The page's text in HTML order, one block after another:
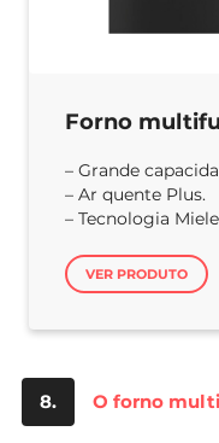
Forno
– Grande
– Ar quente Plus.
– Tecnologia
VER PRODUTO
8. O forno